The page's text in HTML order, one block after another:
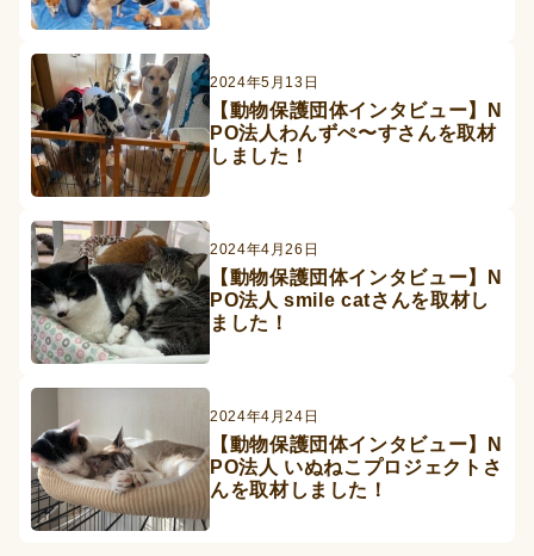
2024年5月13日
【動物保護団体インタビュー】N
PO法人わんずぺ〜すさんを取材
しました！
2024年4月26日
【動物保護団体インタビュー】N
PO法人 smile catさんを取材し
ました！
2024年4月24日
【動物保護団体インタビュー】N
PO法人 いぬねこプロジェクトさ
んを取材しました！